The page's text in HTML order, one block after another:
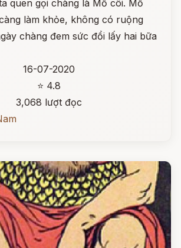
quen gọi chàng là Mồ côi. Mồ
làm khỏe, không có ruộng
chàng đem sức đổi lấy hai bữa
16-07-2020
⭐ 4.8
3,068 lượt đọc